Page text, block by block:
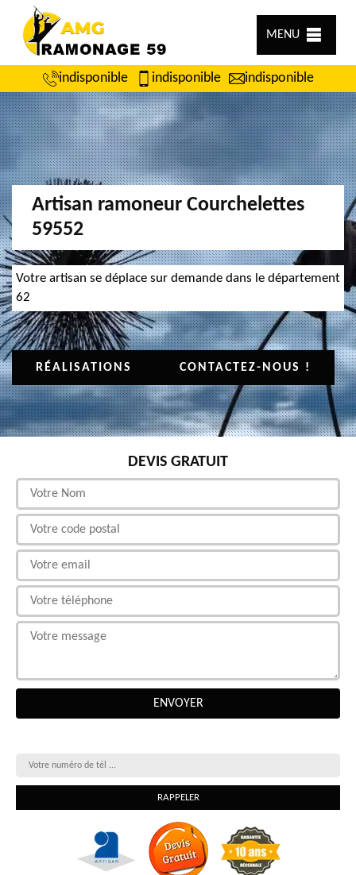
MENU
indisponible indisponible indisponible
Artisan ramoneur Courchelettes
59552
Votre artisan se déplace sur demande dans le département
62
RÉALISATIONS CONTACTEZ-NOUS !
DEVIS GRATUIT